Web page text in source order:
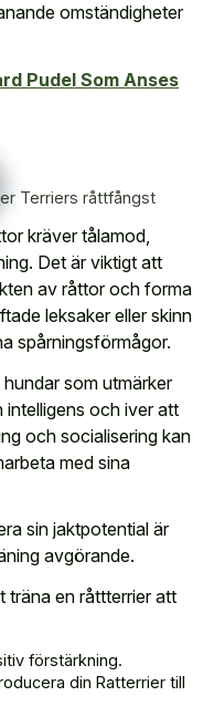
omständigheter
Pudel Som Anses
Terriers råttfångst
kräver tålamod,
Det är viktigt att
av råttor och forma
leksaker eller skinn
spårningsförmågor.
som utmärker
intelligens och iver att
och socialisering kan
med sina
sin jaktpotential är
avgörande.
träna en råttterrier att
förstärkning.
din Ratterrier till